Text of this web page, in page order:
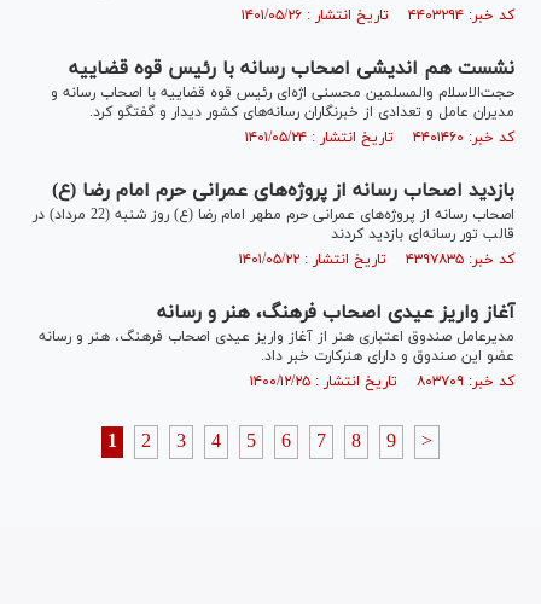
کد خبر: ۴۴۰۳۲۹۴ تاریخ انتشار : ۱۴۰۱/۰۵/۲۶
نشست هم اندیشی اصحاب رسانه با رئیس قوه قضاییه
حجت‌الاسلام والمسلمین محسنی اژه‌ای رئیس قوه قضاییه با اصحاب رسانه و
مدیران عامل و تعدادی از خبرنگاران رسانه‌های کشور دیدار و گفتگو کرد.
کد خبر: ۴۴۰۱۴۶۰ تاریخ انتشار : ۱۴۰۱/۰۵/۲۴
بازدید اصحاب رسانه از پروژه‌های عمرانی حرم امام رضا (ع)
اصحاب رسانه از پروژه‌های عمرانی حرم مطهر امام رضا (ع) روز شنبه (22 مرداد) در
قالب تور رسانه‌ای بازدید کردند
کد خبر: ۴۳۹۷۸۳۵ تاریخ انتشار : ۱۴۰۱/۰۵/۲۲
آغاز واریز عیدی اصحاب فرهنگ، هنر و رسانه
مدیرعامل صندوق اعتباری هنر از آغاز واریز عیدی اصحاب فرهنگ، هنر و رسانه
عضو این صندوق و دارای هنرکارت خبر داد.
کد خبر: ۸۰۳۷۰۹ تاریخ انتشار : ۱۴۰۰/۱۲/۲۵
1 2 3 4 5 6 7 8 9 >